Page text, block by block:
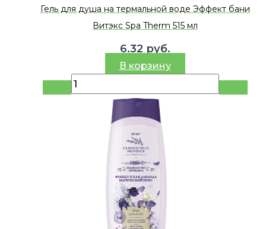
Гель для душа на термальной воде Эффект бани
Витэкс Spa Therm 515 мл
6.32 руб.
В корзину